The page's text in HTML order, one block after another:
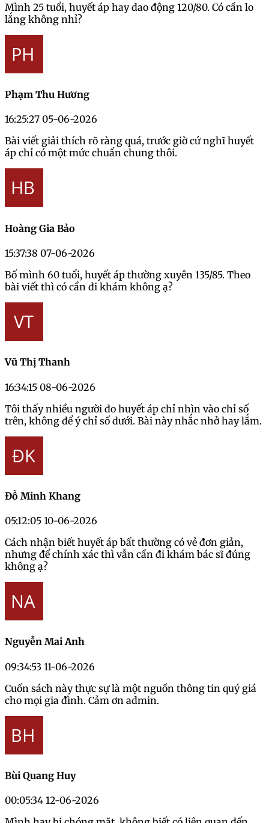
Mình 25 tuổi, huyết áp hay dao động 120/80. Có cần lo
lắng không nhỉ?
Phạm Thu Hương
16:25:27 05-06-2026
Bài viết giải thích rõ ràng quá, trước giờ cứ nghĩ huyết
áp chỉ có một mức chuẩn chung thôi.
Hoàng Gia Bảo
15:37:38 07-06-2026
Bố mình 60 tuổi, huyết áp thường xuyên 135/85. Theo
bài viết thì có cần đi khám không ạ?
Vũ Thị Thanh
16:34:15 08-06-2026
Tôi thấy nhiều người đo huyết áp chỉ nhìn vào chỉ số
trên, không để ý chỉ số dưới. Bài này nhắc nhở hay lắm.
Đỗ Minh Khang
05:12:05 10-06-2026
Cách nhận biết huyết áp bất thường có vẻ đơn giản,
nhưng để chính xác thì vẫn cần đi khám bác sĩ đúng
không ạ?
Nguyễn Mai Anh
09:34:53 11-06-2026
Cuốn sách này thực sự là một nguồn thông tin quý giá
cho mọi gia đình. Cảm ơn admin.
Bùi Quang Huy
00:05:34 12-06-2026